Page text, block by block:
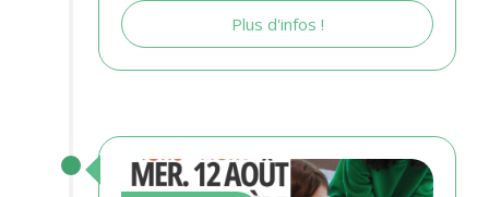
Plus d'infos !